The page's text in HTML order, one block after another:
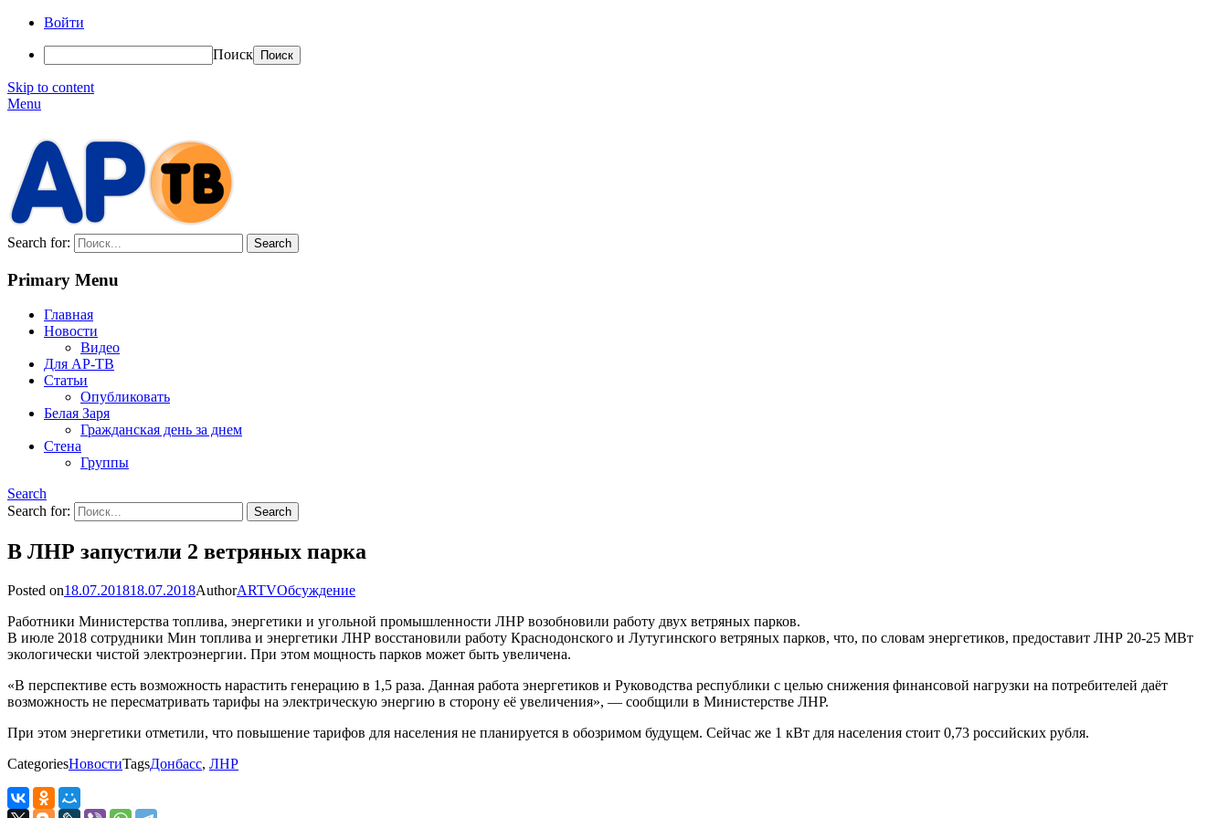
Войти
Поиск
Skip to content
Menu
Search for:
Primary Menu
Главная
Новости
Видео
Для АР-ТВ
Статьи
Опубликовать
Белая Заря
Гражданская день за днем
Стена
Группы
Search
Search for:
В ЛНР запустили 2 ветряных парка
Posted on18.07.201818.07.2018AuthorARTVОбсуждение
Работники Министерства топлива, энергетики и угольной промышленности ЛНР возобновили работу двух ветряных парков.
В июле 2018 сотрудники Мин топлива и энергетики ЛНР восстановили работу Краснодонского и Лутугинского ветряных парков, что, по словам энергетиков, предоставит ЛНР 20-25 МВт
экологически чистой электроэнергии. При этом мощность парков может быть увеличена.
«В перспективе есть возможность нарастить генерацию в 1,5 раза. Данная работа энергетиков и Руководства республики с целью снижения финансовой нагрузки на потребителей даёт
возможность не пересматривать тарифы на электрическую энергию в сторону её увеличения», — сообщили в Министерстве ЛНР.
При этом энергетики отметили, что повышение тарифов для населения не планируется в обозримом будущем. Сейчас же 1 кВт для населения стоит 0,73 российских рубля.
CategoriesНовостиTagsДонбасс, ЛНР